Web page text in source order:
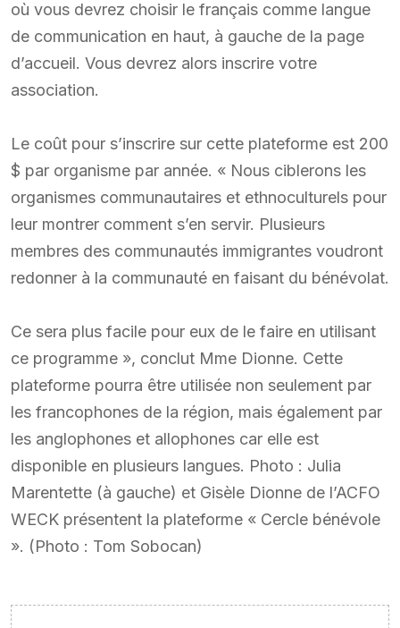
où vous devrez choisir le français comme langue
de communication en haut, à gauche de la page
d’accueil. Vous devrez alors inscrire votre
association.
Le coût pour s’inscrire sur cette plateforme est 200
$ par organisme par année. « Nous ciblerons les
organismes communautaires et ethnoculturels pour
leur montrer comment s’en servir. Plusieurs
membres des communautés immigrantes voudront
redonner à la communauté en faisant du bénévolat.
Ce sera plus facile pour eux de le faire en utilisant
ce programme », conclut Mme Dionne. Cette
plateforme pourra être utilisée non seulement par
les francophones de la région, mais également par
les anglophones et allophones car elle est
disponible en plusieurs langues. Photo : Julia
Marentette (à gauche) et Gisèle Dionne de l’ACFO
WECK présentent la plateforme « Cercle bénévole
». (Photo : Tom Sobocan)